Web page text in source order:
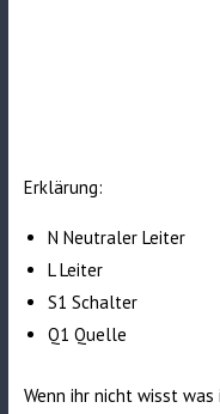
Erklärung:
N Neutraler Leiter
L Leiter
S1 Schalter
Q1 Quelle
Wenn ihr nicht wisst